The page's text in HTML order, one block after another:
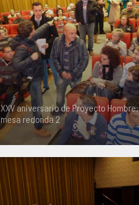
XXV aniversario de Proyecto Hombre:
mesa redonda 2